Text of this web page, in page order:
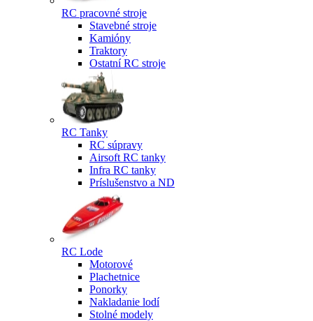
RC pracovné stroje
Stavebné stroje
Kamióny
Traktory
Ostatní RC stroje
RC Tanky
RC súpravy
Airsoft RC tanky
Infra RC tanky
Príslušenstvo a ND
RC Lode
Motorové
Plachetnice
Ponorky
Nakladanie lodí
Stolné modely